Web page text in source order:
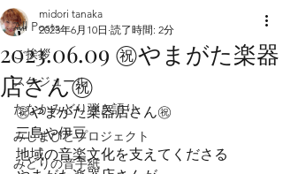
All Posts
ご挨拶
スケジュール
たなかみどり弾き語り
みしまびとプロジェクト
みどりの音手紙
2023.06.09 ㊗️やまがた楽器
店さん㊗️
midori tanaka
2023年6月10日 読了時間: 2分
㊗️やまがた楽器店さん㊗️
三島や伊豆
地域の音楽文化を支えてくださる